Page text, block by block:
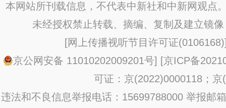
本网站所刊载信息，不代表中新社和中新网观点
未经授权禁止转载、摘编、复制及建立镜
[网上传播视听节目许可证(0106168)
京公网安备 11010202009201号] [京ICP备
可证：京(2022)0000118；京
违法和不良信息举报电话：15699788000 举报邮